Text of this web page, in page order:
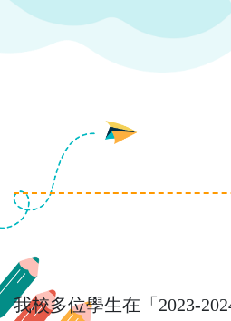
我校多位學生在「 2023-